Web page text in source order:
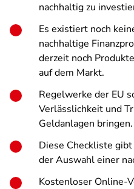
nachhaltig zu
Es existiert noch
nachhaltige
derzeit noch
auf dem Markt.
Regelwerke der EU
Verlässlichkeit und
Geldanlagen bringen.
Diese Checkliste
der Auswahl einer
Kostenloser Online-